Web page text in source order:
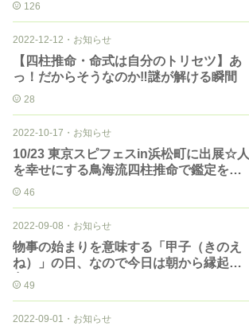
126
2022-12-12 ・ お知らせ
【四柱推命・命式は自分のトリセツ】あ
っ！だからそうなのか‼︎謎が解ける瞬間
28
2022-10-17 ・ お知らせ
10/23 東京スピフェスin浜松町に出展☆人
を幸せにする鳥海流四柱推命で鑑定をい
たします♪
46
2022-09-08 ・ お知らせ
物事の始まりを意味する「甲子（きのえ
ね）」の日、なので今日は朝から縁起が
良い♪
49
2022-09-01 ・ お知らせ